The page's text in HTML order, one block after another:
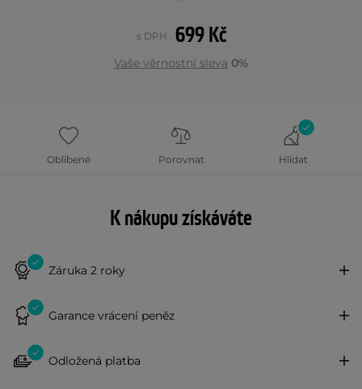
699 Kč
s DPH
Vaše věrnostní sleva 0%
Oblíbené Porovnat Hlídat
K nákupu získáváte
Záruka 2 roky
Garance vrácení peněz
Odložená platba